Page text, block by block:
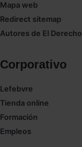
Mapa web
Redirect sitemap
Autores de El Derecho
Corporativo
Lefebvre
Tienda online
Formación
Empleos